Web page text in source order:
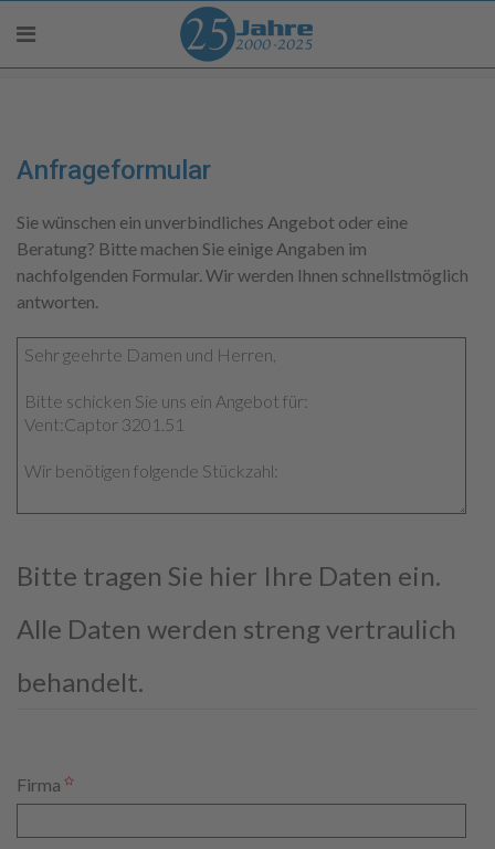
Anfrageformular
Sie wünschen ein unverbindliches Angebot oder eine
Beratung? Bitte machen Sie einige Angaben im
nachfolgenden Formular. Wir werden Ihnen schnellstmöglich
antworten.
Bitte tragen Sie hier Ihre Daten ein.
Alle Daten werden streng vertraulich
behandelt.
Firma